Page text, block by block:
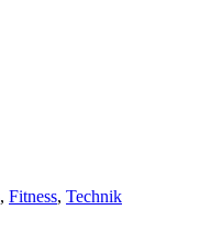
, Fitness, Technik